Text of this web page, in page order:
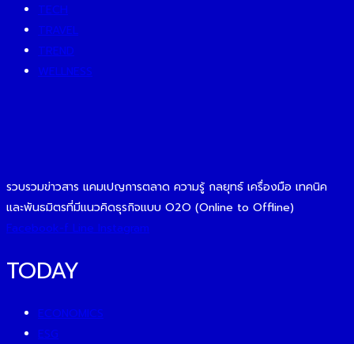
TECH
TRAVEL
TREND
WELLNESS
รวบรวมข่าวสาร แคมเปญการตลาด ความรู้ กลยุทธ์ เครื่องมือ เทคนิค
และพันธมิตรที่มีแนวคิดธุรกิจแบบ O2O (Online to Offline)
Facebook-f Line Instagram
TODAY
ECONOMICS
ESG